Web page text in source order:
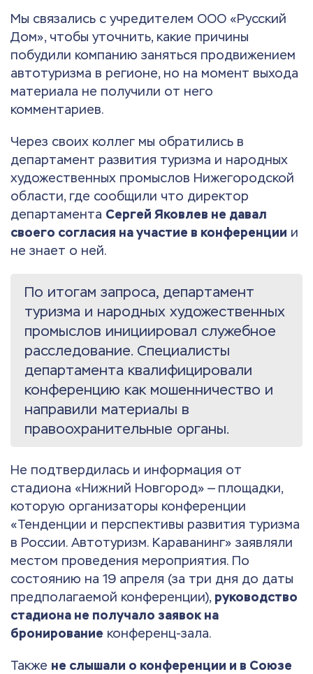
Мы связались с учредителем ООО «Русский
Дом», чтобы уточнить, какие причины
побудили компанию заняться продвижением
автотуризма в регионе, но на момент выхода
материала не получили от него
комментариев.
Через своих коллег мы обратились в
департамент развития туризма и народных
художественных промыслов Нижегородской
области, где сообщили что директор
департамента Сергей Яковлев не давал
своего согласия на участие в конференции и
не знает о ней.
По итогам запроса, департамент
туризма и народных художественных
промыслов инициировал служебное
расследование. Специалисты
департамента квалифицировали
конференцию как мошенничество и
направили материалы в
правоохранительные органы.
Не подтвердилась и информация от
стадиона «Нижний Новгород» — площадки,
которую организаторы конференции
«Тенденции и перспективы развития туризма
в России. Автотуризм. Караванинг» заявляли
местом проведения мероприятия. По
состоянию на 19 апреля (за три дня до даты
предполагаемой конференции), руководство
стадиона не получало заявок на
бронирование конференц-зала.
Также не слышали о конференции и в Союзе